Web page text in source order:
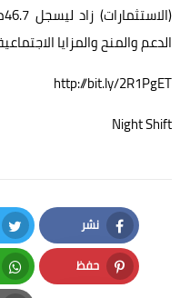
الدعم والمنح والمزايا الاجتماعية ليحقق
http://bit.ly/2R1PgET
Night Shift
نشر
Facebook
حفظ
Pinterest